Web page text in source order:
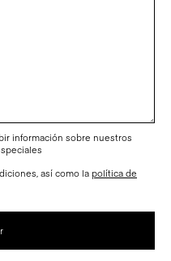
información sobre nuestros
así como la política de